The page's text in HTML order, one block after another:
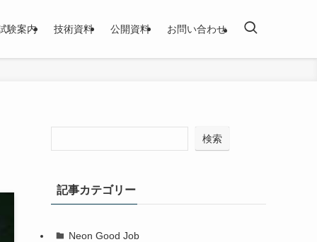
験案内 技術資料 公開資料 お問い合わせ
検索
記事カテゴリー
Neon Good Job